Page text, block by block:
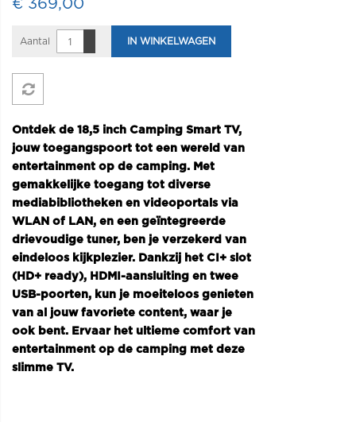
€ 369,00
Aantal IN WINKELWAGEN
Ontdek de 18,5 inch Camping Smart TV,
jouw toegangspoort tot een wereld van
entertainment op de camping. Met
gemakkelijke toegang tot diverse
mediabibliotheken en videoportals via
WLAN of LAN, en een geïntegreerde
drievoudige tuner, ben je verzekerd van
eindeloos kijkplezier. Dankzij het CI+ slot
(HD+ ready), HDMI-aansluiting en twee
USB-poorten, kun je moeiteloos genieten
van al jouw favoriete content, waar je
ook bent. Ervaar het ultieme comfort van
entertainment op de camping met deze
slimme TV.